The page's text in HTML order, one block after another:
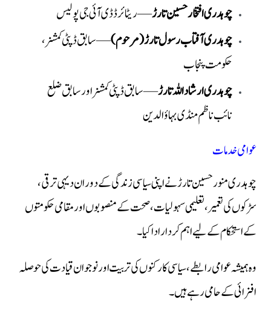
چوہدری افتخار حسین تارڑ— ریٹائرڈ ڈی آئی جی پولیس
چوہدری آفتاب رسول تارڑ (مرحوم)— سابق ڈپٹی کمشنر،
حکومت پنجاب
چوہدری ارشاد اللہ تارڑ— سابق ڈپٹی کمشنر اور سابق ضلع
نائب ناظم منڈی بہاؤالدین
عوامی خدمات
چوہدری منور حسین تارڑ نے اپنی سیاسی زندگی کے دوران دیہی ترقی،
سڑکوں کی تعمیر، تعلیمی سہولیات، صحت کے منصوبوں اور مقامی حکومتوں
کے استحکام کے لیے اہم کردار ادا کیا۔
وہ ہمیشہ عوامی رابطے، سیاسی کارکنوں کی تربیت اور نوجوان قیادت کی حوصلہ
افزائی کے حامی رہے ہیں۔